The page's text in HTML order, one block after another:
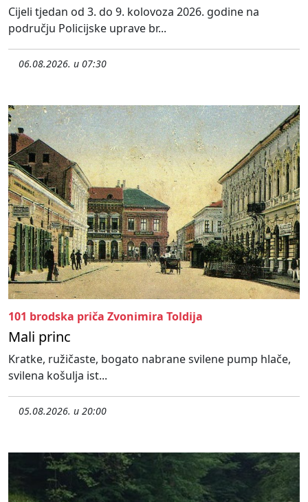
Cijeli tjedan od 3. do 9. kolovoza 2026. godine na
području Policijske uprave br...
06.08.2026. u 07:30
101 brodska priča Zvonimira Toldija
Mali princ
Kratke, ružičaste, bogato nabrane svilene pump hlače,
svilena košulja ist...
05.08.2026. u 20:00